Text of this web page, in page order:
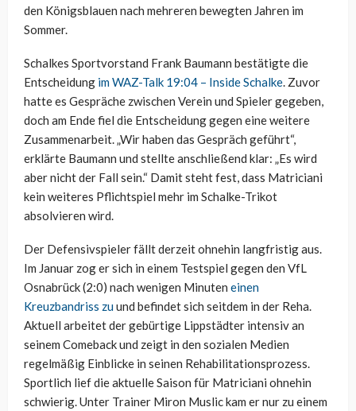
den Königsblauen nach mehreren bewegten Jahren im
Sommer.
Schalkes Sportvorstand Frank Baumann bestätigte die
Entscheidung im WAZ-Talk 19:04 – Inside Schalke. Zuvor
hatte es Gespräche zwischen Verein und Spieler gegeben,
doch am Ende fiel die Entscheidung gegen eine weitere
Zusammenarbeit. „Wir haben das Gespräch geführt“,
erklärte Baumann und stellte anschließend klar: „Es wird
aber nicht der Fall sein.“ Damit steht fest, dass Matriciani
kein weiteres Pflichtspiel mehr im Schalke-Trikot
absolvieren wird.
Der Defensivspieler fällt derzeit ohnehin langfristig aus.
Im Januar zog er sich in einem Testspiel gegen den VfL
Osnabrück (2:0) nach wenigen Minuten einen
Kreuzbandriss zuund befindet sich seitdem in der Reha.
Aktuell arbeitet der gebürtige Lippstädter intensiv an
seinem Comeback und zeigt in den sozialen Medien
regelmäßig Einblicke in seinen Rehabilitationsprozess.
Sportlich lief die aktuelle Saison für Matriciani ohnehin
schwierig. Unter Trainer Miron Muslic kam er nur zu einem